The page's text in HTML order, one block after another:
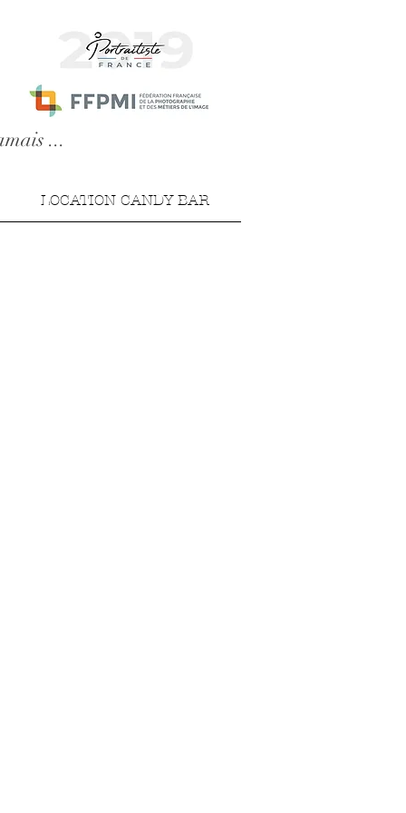
...
LOCATION CANDY BAR